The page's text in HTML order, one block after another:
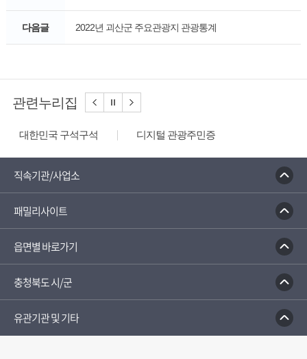
다음글 2022년 괴산군 주요관광지 관광통계
관련누리집
대한민국 구석구석
디지털 관광주민증
문화체육관광부
괴산장터
직속기관/사업소
패밀리사이트
읍면별 바로가기
충청북도 시/군
유관기관 및 기타